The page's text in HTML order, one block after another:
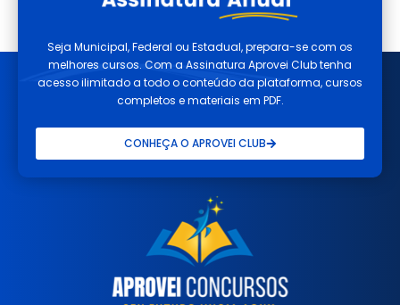
Seja Municipal, Federal ou Estadual, prepara-se com os
melhores cursos. Com a Assinatura Aprovei Club tenha
acesso ilimitado a todo o conteúdo da plataforma, cursos
completos e materiais em PDF.
CONHEÇA O APROVEI CLUB